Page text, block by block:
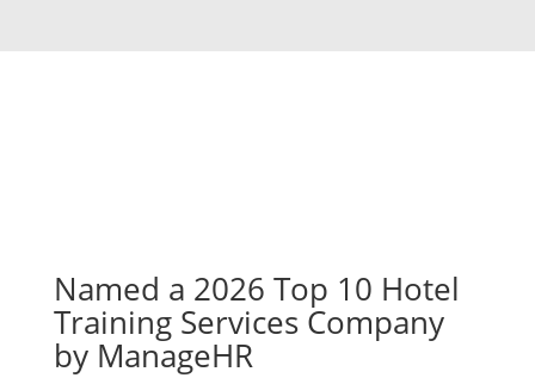
Named a 2026 Top 10 Hotel
Training Services Company
by ManageHR